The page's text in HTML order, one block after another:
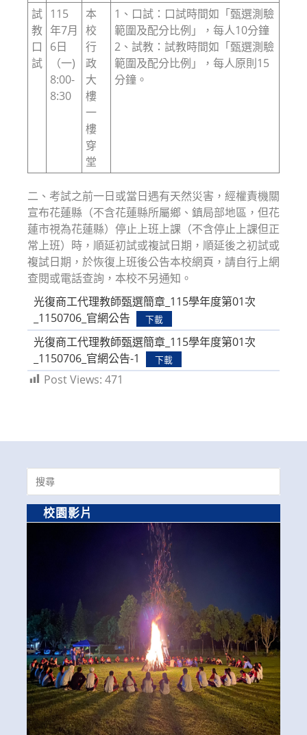
試
教
口
試
115
年7月
6日
（一)
8:00-
8:30
本
校
行
政
大
樓
一
樓
穿
堂
1、口試：口試時間如「甄選測驗
範圍及配分比例」，每人10分鐘
2、試教：試教時間如「甄選測驗
範圍及配分比例」，每人原則15
分鐘。
二、考試之前一日或當日遇有天然災害，經權責機關
宣布花蓮縣（不含花蓮縣所屬鄉、鎮局部地區，但花
蓮市視為花蓮縣）停止上班上課（不含停止上課但正
常上班）時，順延初試或複試日期，順延後之初試或
複試日期，於恢復上班後公告本校網頁，請自行上網
查閱或電話查詢，本校不另通知。
光復商工代理教師甄選簡章_115學年度第01次
_1150706_官網公告
下載
光復商工代理教師甄選簡章_115學年度第01次
_1150706_官網公告-1
下載
Post Views: 471
Search
for:
校園影片